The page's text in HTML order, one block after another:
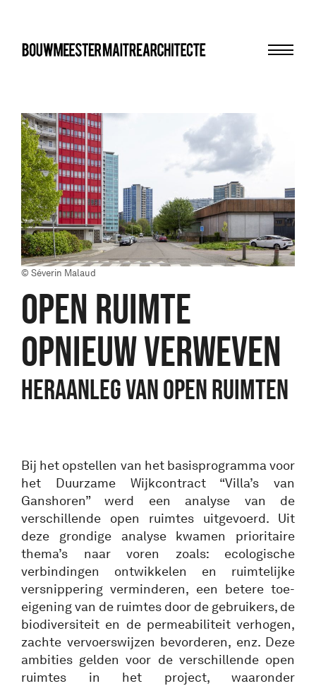
bma
© Séverin Malaud
OPEN RUIMTE
OPNIEUW VERWEVEN
Heraanleg van open ruimten
Bij het opstellen van het basisprogramma voor
het Duurzame Wijkcontract “Villa’s van
Ganshoren” werd een analyse van de
verschillende open ruimtes uitgevoerd. Uit
deze grondige analyse kwamen prioritaire
thema’s naar voren zoals: ecologische
verbindingen ontwikkelen en ruimtelijke
versnippering verminderen, een betere toe-
eigening van de ruimtes door de gebruikers, de
biodiversiteit en de permeabiliteit verhogen,
zachte vervoerswijzen bevorderen, enz. Deze
ambities gelden voor de verschillende open
ruimtes in het project, waaronder